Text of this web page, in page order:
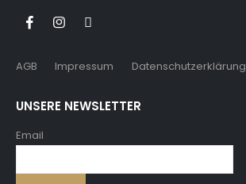
AGB Impressum Datenschutzerklärung
UNSERE NEWSLETTER
Email